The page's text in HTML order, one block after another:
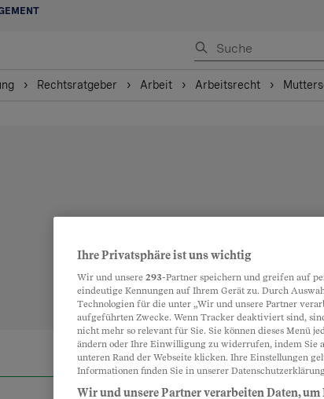
Rechtsratgeber Arbeit Arbeitsrecht
Ihre Privatsphäre ist uns wichtig
Wir und unsere 293-Partner speichern und greifen auf
eindeutige Kennungen auf Ihrem Gerät zu. Durch
Technologien für die unter „Wir und unsere Partner
aufgeführten Zwecke. Wenn Tracker deaktiviert sind,
nicht mehr so relevant für Sie. Sie können dieses Menü
ändern oder Ihre Einwilligung zu widerrufen, indem Sie
unteren Rand der Webseite klicken. Ihre Einstellungen
Informationen finden Sie in unserer
Wir und unsere Partner verarbeiten Daten,